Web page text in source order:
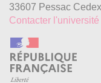
33607 Pessac Cedex
Contacter l'université